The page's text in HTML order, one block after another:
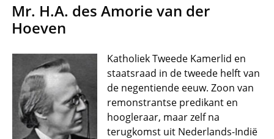
Mr. H.A. des Amorie van der
Hoeven
Katholiek Tweede Kamerlid en
staatsraad in de tweede helft van
de negentiende eeuw. Zoon van
remonstrantse predikant en
hoogleraar, maar zelf na
terugkomst uit Nederlands-Indië